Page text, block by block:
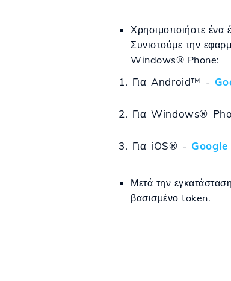
Χρησιμοποιήστε ένα
Συνιστούμε την
Windows® Phone:
1. Για Android™ -
2. Για Windows®
3. Για iOS® -
Μετά την
βασισμένο token.